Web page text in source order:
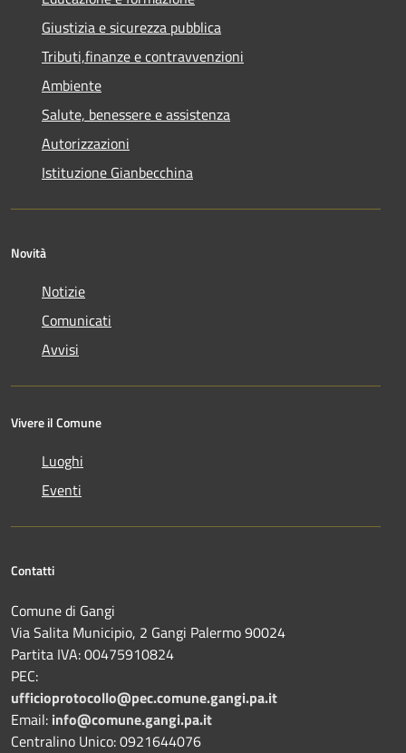
Giustizia e sicurezza pubblica
Tributi,finanze e contravvenzioni
Ambiente
Salute, benessere e assistenza
Autorizzazioni
Istituzione Gianbecchina
Novità
Notizie
Comunicati
Avvisi
Vivere il Comune
Luoghi
Eventi
Contatti
Comune di Gangi
Via Salita Municipio, 2 Gangi Palermo 90024
Partita IVA: 00475910824
PEC:
ufficioprotocollo@pec.comune.gangi.pa.it
Email: info@comune.gangi.pa.it
Centralino Unico: 0921644076